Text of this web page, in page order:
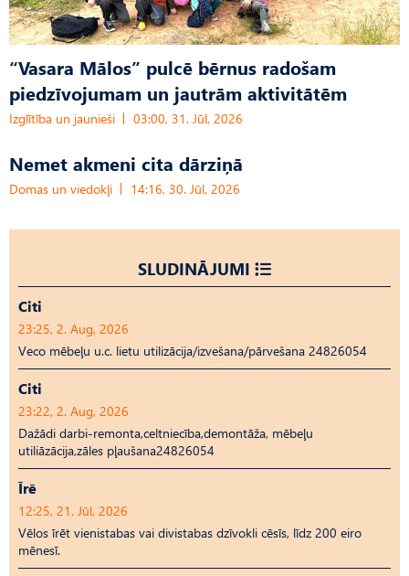
“Vasara Mālos” pulcē bērnus radošam
piedzīvojumam un jautrām aktivitātēm
Izglītība un jaunieši 03:00, 31. Jūl, 2026
Nemet akmeni cita dārziņā
Domas un viedokļi 14:16, 30. Jūl, 2026
SLUDINĀJUMI
Citi
23:25, 2. Aug, 2026
Veco mēbeļu u.c. lietu utilizācija/izvešana/pārvešana 24826054
Citi
23:22, 2. Aug, 2026
Dažādi darbi-remonta,celtniecība,demontāža, mēbeļu
utiliāzācija,zāles pļaušana24826054
Īrē
12:25, 21. Jūl, 2026
Vēlos īrēt vienistabas vai divistabas dzīvokli cēsīs, līdz 200 eiro
mēnesī.